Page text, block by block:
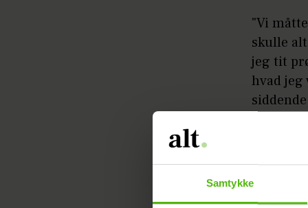
Samtykke
"Vi
skulle
jeg tit
hvad
kun